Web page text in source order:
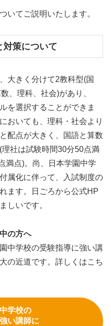
いてご説明いたします。
対策について
大きく分けて2教科型(国
、理科、社会)があり、
を選択することができま
おいても、理科・社会より
配点が大きく、国語と算数
社は試験時間30分50点満
満点)。尚、日本学園中学
属化に伴って、入試制度の
ます。日ごろから公式HP
しいです。
の方へ
中学校の受験指導に強い講
の近道です。詳しくはこち
学校の
い講師に